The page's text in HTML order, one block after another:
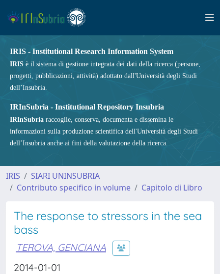
IRIS - Institutional Research Information System
IRIS è il sistema di gestione integrata dei dati della ricerca (persone,
progetti, pubblicazioni, attività) adottato dall'Università degli Studi
dell’Insubria.
IRInSubria - Institutional Repository Insubria
IRInSubria raccoglie, conserva, documenta e dissemina le
informazioni sulla produzione scientifica dell'Università degli Studi
dell’Insubria anche ai fini della valutazione della ricerca.
IRIS
SIARI UNINSUBRIA
Contributo specifico in volume
Capitolo di Libro
The response to stressors in the sea
bass
TEROVA, GENCIANA
2014-01-01